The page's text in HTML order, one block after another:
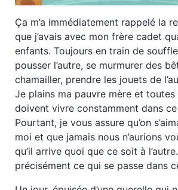
Ça m’a immédiatement rappelé la
que j’avais avec mon frère cadet
enfants. Toujours en train de
pousser l’autre, se murmurer des
chamailler, prendre les jouets de
Je plains ma pauvre mère et toutes
doivent vivre constamment dans
Pourtant, je vous assure qu’on
moi et que jamais nous n’aurions
qu’il arrive quoi que ce soit à l’autre.
précisément ce qui se passe dans